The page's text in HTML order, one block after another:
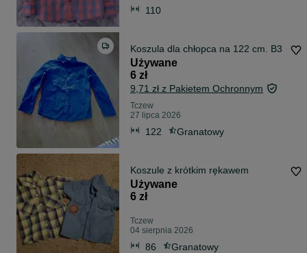
110
Koszula dla chłopca na 122 cm. B3
Używane
6 zł
9,71 zł z Pakietem Ochronnym
Tczew
27 lipca 2026
122 Granatowy
Koszule z krótkim rękawem
Używane
6 zł
Tczew
04 sierpnia 2026
86 Granatowy